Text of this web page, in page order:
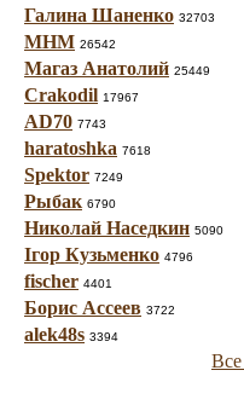
Галина Шаненко 32703
МНМ 26542
Магаз Анатолий 25449
Crakodil 17967
AD70 7743
haratoshka 7618
Spektor 7249
Рыбак 6790
Николай Наседкин 5090
Ігор Кузьменко 4796
fischer 4401
Борис Ассеев 3722
alek48s 3394